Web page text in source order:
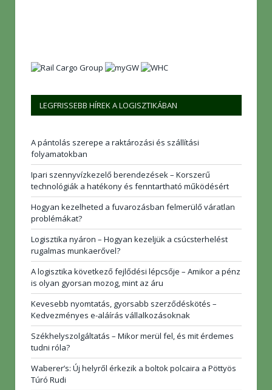
LEGFRISSEBB HÍREK A LOGISZTIKÁBAN
A pántolás szerepe a raktározási és szállítási
folyamatokban
Ipari szennyvízkezelő berendezések – Korszerű
technológiák a hatékony és fenntartható működésért
Hogyan kezelheted a fuvarozásban felmerülő váratlan
problémákat?
Logisztika nyáron – Hogyan kezeljük a csúcsterhelést
rugalmas munkaerővel?
A logisztika következő fejlődési lépcsője – Amikor a pénz
is olyan gyorsan mozog, mint az áru
Kevesebb nyomtatás, gyorsabb szerződéskötés –
Kedvezményes e-aláírás vállalkozásoknak
Székhelyszolgáltatás – Mikor merül fel, és mit érdemes
tudni róla?
Waberer’s: Új helyről érkezik a boltok polcaira a Pöttyös
Túró Rudi